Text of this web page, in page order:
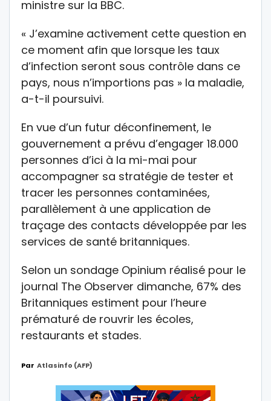
ministre sur la BBC.
« J’examine activement cette question en
ce moment afin que lorsque les taux
d’infection seront sous contrôle dans ce
pays, nous n’importions pas » la maladie,
a-t-il poursuivi.
En vue d’un futur déconfinement, le
gouvernement a prévu d’engager 18.000
personnes d’ici à la mi-mai pour
accompagner sa stratégie de tester et
tracer les personnes contaminées,
parallèlement à une application de
traçage des contacts développée par les
services de santé britanniques.
Selon un sondage Opinium réalisé pour le
journal The Observer dimanche, 67% des
Britanniques estiment pour l’heure
prématuré de rouvrir les écoles,
restaurants et stades.
Par Atlasinfo (AFP)